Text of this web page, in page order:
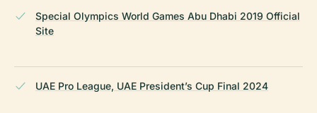
Special Olympics World Games Abu Dhabi 2019 Official
Site
UAE Pro League, UAE President’s Cup Final 2024